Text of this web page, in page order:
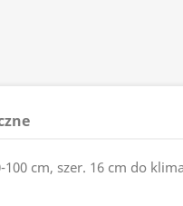
cm, szer. 16 cm do